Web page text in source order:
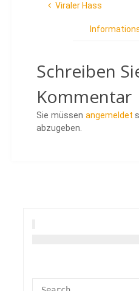
Viraler Hass
Schreiben
Kommentar
Sie müssen angemeldet
abzugeben.